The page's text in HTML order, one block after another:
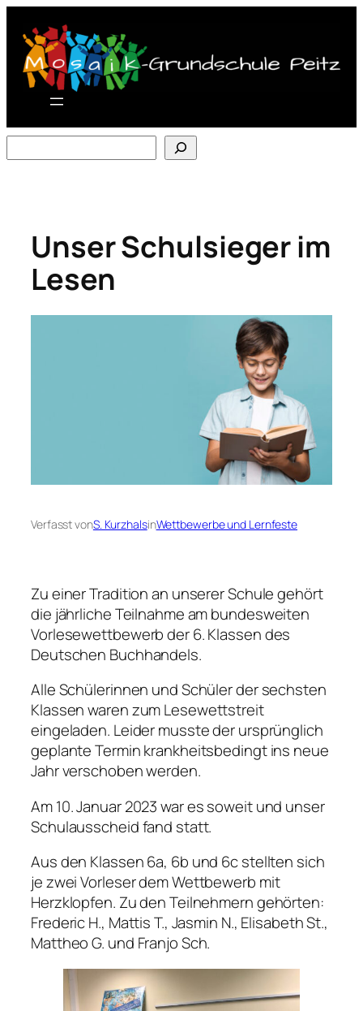
Inhalt
springen
Unser Schulsieger im
Lesen
Verfasst vonS. KurzhalsinWettbewerbe und Lernfeste
Zu einer Tradition an unserer Schule gehört
die jährliche Teilnahme am bundesweiten
Vorlesewettbewerb der 6. Klassen des
Deutschen Buchhandels.
Alle Schülerinnen und Schüler der sechsten
Klassen waren zum Lesewettstreit
eingeladen. Leider musste der ursprünglich
geplante Termin krankheitsbedingt ins neue
Jahr verschoben werden.
Am 10. Januar 2023 war es soweit und unser
Schulausscheid fand statt.
Aus den Klassen 6a, 6b und 6c stellten sich
je zwei Vorleser dem Wettbewerb mit
Herzklopfen. Zu den Teilnehmern gehörten:
Frederic H., Mattis T., Jasmin N., Elisabeth St.,
Mattheo G. und Franjo Sch.